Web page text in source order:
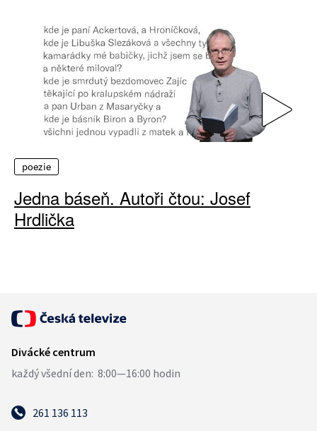
poezie
Jedna báseň. Autoři čtou: Josef
Hrdlička
261 136 113